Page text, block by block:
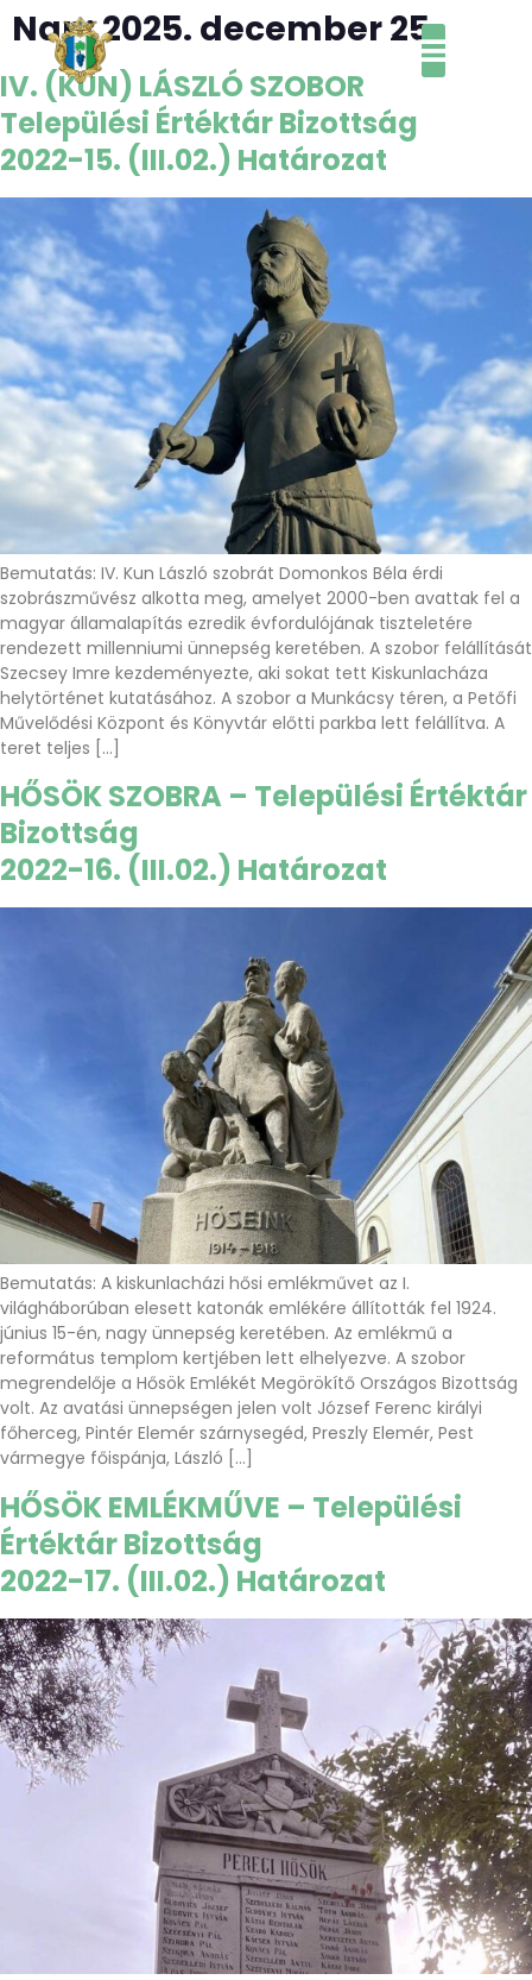
MENÜ
Nap:2025. december 25.
IV. (KUN) LÁSZLÓ SZOBOR
Települési Értéktár Bizottság
2022-15. (III.02.) Határozat
Bemutatás: IV. Kun László szobrát Domonkos Béla érdi
szobrászművész alkotta meg, amelyet 2000-ben avattak fel a
magyar államalapítás ezredik évfordulójának tiszteletére
rendezett millenniumi ünnepség keretében. A szobor felállítását
Szecsey Imre kezdeményezte, aki sokat tett Kiskunlacháza
helytörténet kutatásához. A szobor a Munkácsy téren, a Petőfi
Művelődési Központ és Könyvtár előtti parkba lett felállítva. A
teret teljes […]
HŐSÖK SZOBRA – Települési Értéktár
Bizottság
2022-16. (III.02.) Határozat
Bemutatás: A kiskunlacházi hősi emlékművet az I.
világháborúban elesett katonák emlékére állították fel 1924.
június 15-én, nagy ünnepség keretében. Az emlékmű a
református templom kertjében lett elhelyezve. A szobor
megrendelője a Hősök Emlékét Megörökítő Országos Bizottság
volt. Az avatási ünnepségen jelen volt József Ferenc királyi
főherceg, Pintér Elemér szárnysegéd, Preszly Elemér, Pest
vármegye főispánja, László […]
HŐSÖK EMLÉKMŰVE – Települési
Értéktár Bizottság
2022-17. (III.02.) Határozat